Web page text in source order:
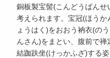
銅板製宝髻(こんどうばんせ
考えられます。宝冠(ほう
ょうはく)をおおう衲衣(の
んさん)をまとい、腹前で
結跏趺坐(けっかふざ)する